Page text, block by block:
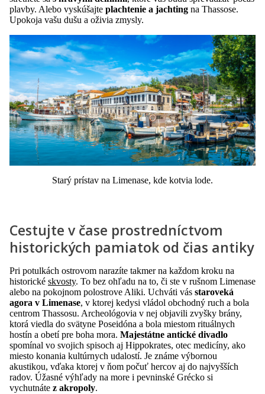
plavby. Alebo vyskúšajte plachtenie a jachting na Thassose.
Upokoja vašu dušu a oživia zmysly.
Starý prístav na Limenase, kde kotvia lode.
Cestujte v čase prostredníctvom
historických pamiatok od čias antiky
Pri potulkách ostrovom narazíte takmer na každom kroku na
historické skvosty. To bez ohľadu na to, či ste v rušnom Limenase
alebo na pokojnom polostrove Aliki. Uchváti vás staroveká
agora v Limenase, v ktorej kedysi vládol obchodný ruch a bola
centrom Thassosu. Archeológovia v nej objavili zvyšky brány,
ktorá viedla do svätyne Poseidóna a bola miestom rituálnych
hostín a obetí pre boha mora. Majestátne antické divadlo
spomínal vo svojich spisoch aj Hippokrates, otec medicíny, ako
miesto konania kultúrnych udalostí. Je známe výbornou
akustikou, vďaka ktorej v ňom počuť hercov aj do najvyšších
radov. Úžasné výhľady na more i pevninské Grécko si
vychutnáte z akropoly.